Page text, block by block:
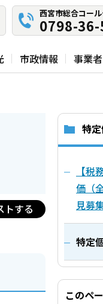
西宮市総合コー
0798-
市政情報 事業
トする
特
【
価（
見募
特定
このペ